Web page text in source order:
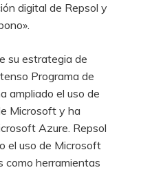
digital de Repsol y
su estrategia de
Programa de
ampliado el uso de
Microsoft y ha
Azure. Repsol
el uso de Microsoft
herramientas